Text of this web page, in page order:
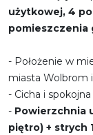
użytkowej, 4
pomieszczenia
- Położenie w
miasta Wolbrom
- Cicha i
- Powierzchnia
piętro) + strych